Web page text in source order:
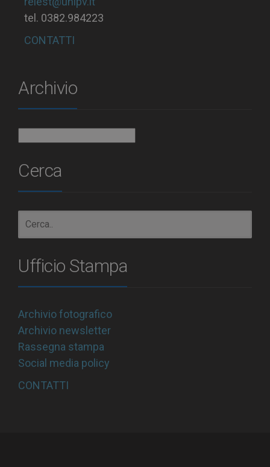
tel. 0382.984223
CONTATTI
Archivio
Cerca
Ufficio Stampa
Archivio fotografico
Archivio newsletter
Rassegna stampa
Social media policy
CONTATTI